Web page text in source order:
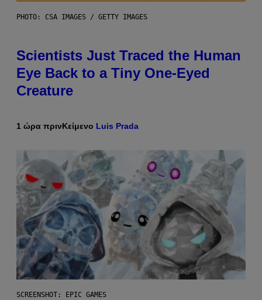
PHOTO: CSA IMAGES / GETTY IMAGES
Scientists Just Traced the Human
Eye Back to a Tiny One-Eyed
Creature
1 ώρα πρινΚείμενο Luis Prada
SCREENSHOT: EPIC GAMES